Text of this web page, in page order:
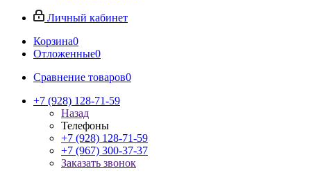
Личный кабинет
Корзина0
Отложенные0
Сравнение товаров0
+7 (928) 128-71-59
Назад
Телефоны
+7 (928) 128-71-59
+7 (967) 300-37-37
Заказать звонок